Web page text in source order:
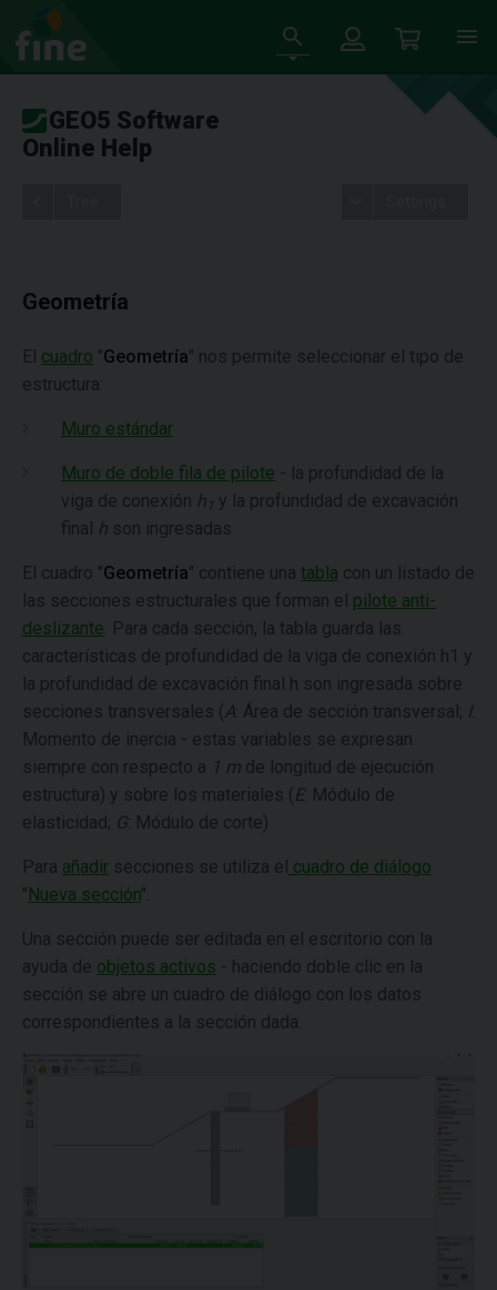
GEO5 Software
Online Help
Geometría
El cuadro "Geometría" nos permite seleccionar el tipo de
estructura:
Muro estándar
Muro de doble fila de pilote - la profundidad de la
viga de conexión h 1 y la profundidad de excavación
final h son ingresadas
El cuadro "Geometría" contiene una tabla con un listado de
las secciones estructurales que forman el pilote anti-
deslizante . Para cada sección, la tabla guarda las
características de profundidad de la viga de conexión h1 y
la profundidad de excavación final h son ingresada sobre
secciones transversales ( A : Área de sección transversal; I:
Momento de inercia - estas variables se expresan
siempre con respecto a 1 m de longitud de ejecución
estructura) y sobre los materiales ( E : Módulo de
elasticidad; G : Módulo de corte)
Para añadir secciones se utiliza el cuadro de diálogo
"Nueva sección".
Una sección puede ser editada en el escritorio con la
ayuda de objetos activos - haciendo doble clic en la
sección se abre un cuadro de diálogo con los datos
correspondientes a la sección dada.